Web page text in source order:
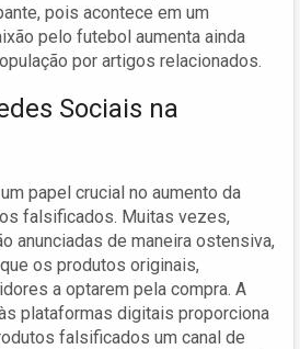
pois acontece em um
pelo futebol aumenta ainda
por artigos relacionados.
Sociais na
papel crucial no aumento da
falsificados. Muitas vezes,
anunciadas de maneira ostensiva,
os produtos originais,
a optarem pela compra. A
plataformas digitais proporciona
falsificados um canal de